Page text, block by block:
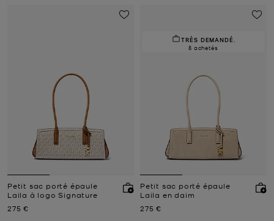
Petit sac porté épaule
Laila à logo Signature
Prix actuel
275 €
TRÈS DEMANDÉ.
8 achetés
Petit sac porté épaule
Laila en daim
Prix actuel
275 €